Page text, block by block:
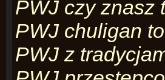
PWJ czy znasz
PWJ chuligan
PWJ z